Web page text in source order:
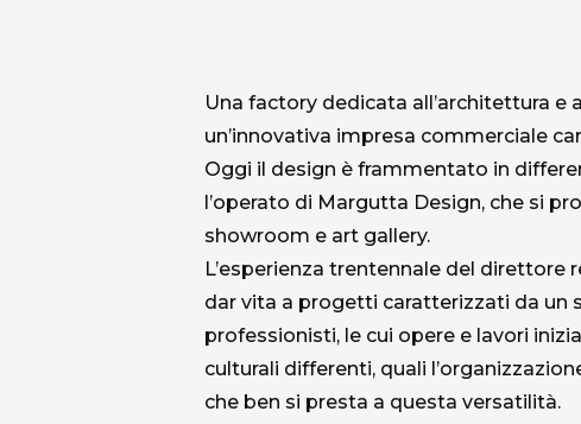
Una factory dedicata all’architettura e
un’innovativa impresa commerciale
Oggi il design è frammentato in
l’operato di Margutta Design, che si
showroom e art gallery.
L’esperienza trentennale del
dar vita a progetti caratterizzati da un
professionisti, le cui opere e lavori
culturali differenti, quali
che ben si presta a questa versatilità.